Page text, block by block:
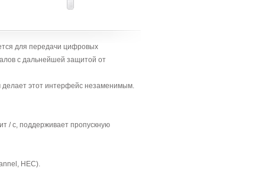
для передачи цифровых
с дальнейшей защитой от
этот интерфейс незаменимым.
/ с, поддерживает пропускную
HEC).